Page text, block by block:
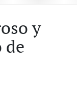
y
de